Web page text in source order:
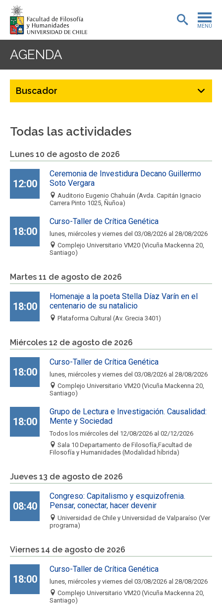
MENÚ
EXTENSIÓN
BIBLIOTECA
DEPARTAMENTOS
FACULTAD
Estudiantes
Académicos
Funcionarios
AGENDA
Todas las actividades
Lunes 10 de agosto de 2026
12:00
Ceremonia de Investidura Decano Guillermo
Soto Vergara
Auditorio Eugenio Chahuán (Avda. Capitán Ignacio
Carrera Pinto 1025, Ñuñoa)
18:00
Curso-Taller de Crítica Genética
lunes, miércoles y viernes del 03/08/2026 al 28/08/2026
Complejo Universitario VM20 (Vicuña Mackenna 20,
Santiago)
Martes 11 de agosto de 2026
18:00
Homenaje a la poeta Stella Díaz Varín en el
centenario de su natalicio
Plataforma Cultural (Av. Grecia 3401)
Miércoles 12 de agosto de 2026
18:00
Curso-Taller de Crítica Genética
lunes, miércoles y viernes del 03/08/2026 al 28/08/2026
Complejo Universitario VM20 (Vicuña Mackenna 20,
Santiago)
18:00
Grupo de Lectura e Investigación. Causalidad:
Mente y Sociedad
Todos los miércoles del 12/08/2026 al 02/12/2026
Sala 10 Departamento de Filosofía,Facultad de
Filosofía y Humanidades (Modalidad híbrida)
Jueves 13 de agosto de 2026
08:40
Congreso: Capitalismo y esquizofrenia.
Pensar, conectar, hacer devenir
Universidad de Chile y Universidad de Valparaíso (Ver
programa)
Viernes 14 de agosto de 2026
18:00
Curso-Taller de Crítica Genética
lunes, miércoles y viernes del 03/08/2026 al 28/08/2026
Complejo Universitario VM20 (Vicuña Mackenna 20,
Santiago)